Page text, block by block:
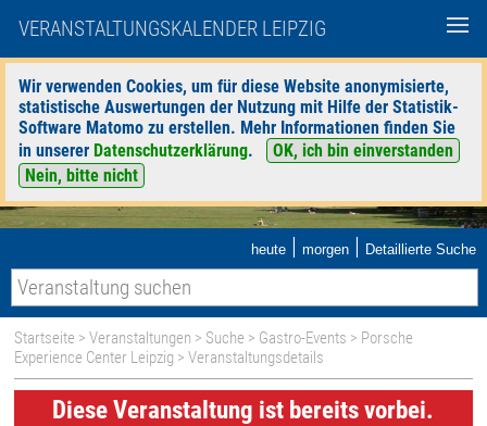
VERANSTALTUNGSKALENDER LEIPZIG
Wir verwenden Cookies, um für diese Website anonymisierte,
statistische Auswertungen der Nutzung mit Hilfe der Statistik-
Software Matomo zu erstellen. Mehr Informationen finden Sie
in unserer Datenschutzerklärung.
OK, ich bin einverstanden
Nein, bitte nicht
heute | morgen | Detaillierte Suche
Startseite >Veranstaltungen > Suche > Gastro-Events > Porsche
Experience Center Leipzig > Veranstaltungsdetails
Diese Veranstaltung ist bereits vorbei.